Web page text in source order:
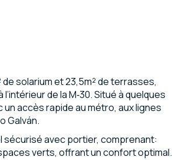
solarium et 23,5m² de terrasses,
de la M‑30. Situé à quelques
accès rapide au métro, aux lignes
Galván.
sécurisé avec portier, comprenant:
verts, offrant un confort optimal.